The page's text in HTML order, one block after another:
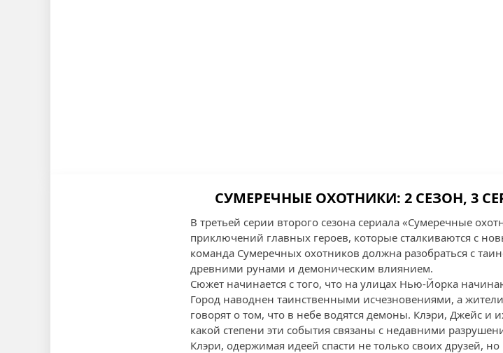
СУМЕРЕЧНЫЕ ОХОТНИКИ: 2 СЕЗОН, 3
В третьей серии второго сезона сериала «Сумеречные
приключений главных героев, которые сталкиваются с
команда Сумеречных охотников должна разобраться с
древними рунами и демоническим влиянием.
Сюжет начинается с того, что на улицах Нью-Йорка
Город наводнен таинственными исчезновениями, а
говорят о том, что в небе водятся демоны. Клэри, Джейс и
какой степени эти события связаны с недавними
Клэри, одержимая идеей спасти не только своих друзей,